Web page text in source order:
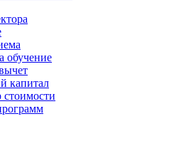
обучение
капитал
стоимости